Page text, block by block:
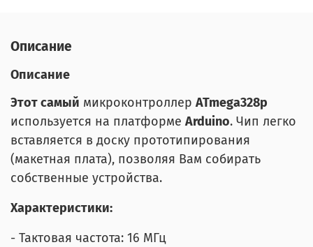
Описание
Описание
Этот самый микроконтроллер ATmega328p
используется на платформе Arduino. Чип легко
вставляется в доску прототипирования
(макетная плата), позволяя Вам собирать
собственные устройства.
Характеристики:
- Тактовая частота: 16 МГц